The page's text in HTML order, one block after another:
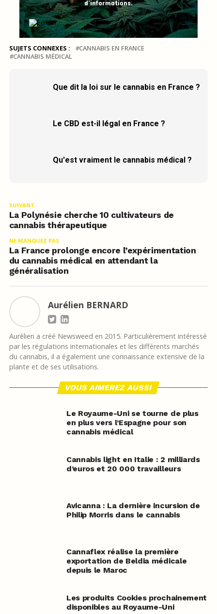
d’informations.
SUJETS CONNEXES :
CANNABIS EN FRANCE
CANNABIS MÉDICAL
Que dit la loi sur le cannabis en France ?
Le CBD est-il légal en France ?
Qu'est vraiment le cannabis médical ?
SUIVANT
La Polynésie cherche 10 cultivateurs de
cannabis thérapeutique
NE MANQUEZ PAS
La France prolonge encore l’expérimentation
du cannabis médical en attendant la
généralisation
Aurélien BERNARD
Aurélien a créé Newsweed en 2015. Particulièrement intéressé
par les régulations internationales et les différents marchés
du cannabis, il a également une connaissance extensive de la
plante et de ses utilisations.
VOUS AIMEREZ AUSSI
Le Royaume-Uni se tourne de plus
en plus vers l’Espagne pour son
cannabis médical
Cannabis light en Italie : 2 milliards
d’euros et 20 000 travailleurs
Avicanna : La dernière incursion de
Philip Morris dans le cannabis
Cannaflex réalise la première
exportation de Beldia médicale
depuis le Maroc
Les produits Cookies prochainement
disponibles au Royaume-Uni